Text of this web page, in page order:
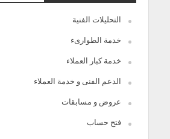
التحليلات الفنية
خدمة الطوارىء
خدمة كبار العملاء
الدعم الفنى و خدمة العملاء
عروض و مسابقات
فتح حساب